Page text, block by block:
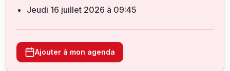
jeudi 16 juillet 2026 à 09:45
Ajouter à mon agenda